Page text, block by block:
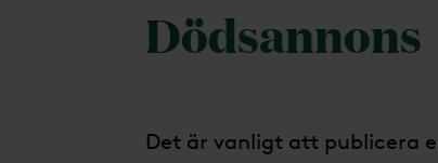
Dödsannons
Det är vanligt att publicera